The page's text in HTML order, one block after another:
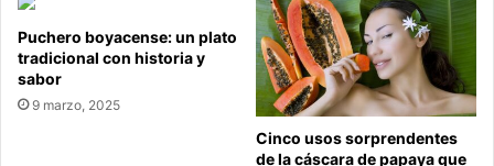
Puchero boyacense: un plato
tradicional con historia y
sabor
9 marzo, 2025
Cinco usos sorprendentes
de la cáscara de papaya que